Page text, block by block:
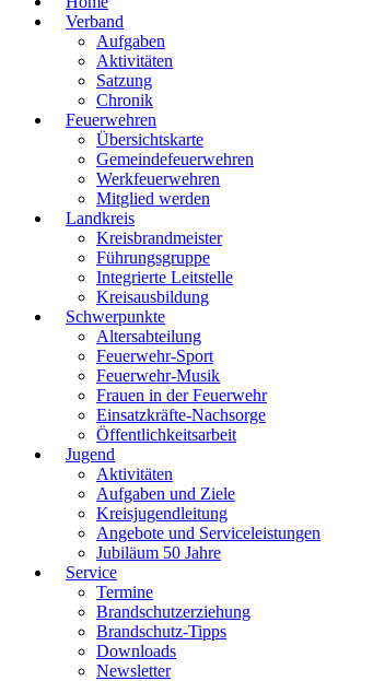
Verband
Aufgaben
Aktivitäten
Satzung
Chronik
Feuerwehren
Übersichtskarte
Gemeindefeuerwehren
Werkfeuerwehren
Mitglied werden
Landkreis
Kreisbrandmeister
Führungsgruppe
Integrierte Leitstelle
Kreisausbildung
Schwerpunkte
Altersabteilung
Feuerwehr-Sport
Feuerwehr-Musik
Frauen in der Feuerwehr
Einsatzkräfte-Nachsorge
Öffentlichkeitsarbeit
Jugend
Aktivitäten
Aufgaben und Ziele
Kreisjugendleitung
Angebote und Serviceleistungen
Jubiläum 50 Jahre
Service
Termine
Brandschutzerziehung
Brandschutz-Tipps
Downloads
Newsletter